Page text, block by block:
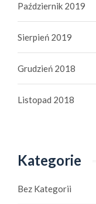
Październik 2019
Sierpień 2019
Grudzień 2018
Listopad 2018
Kategorie
Bez Kategorii